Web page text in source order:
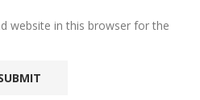
website in this browser for the